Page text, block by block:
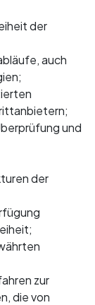
der
auch
und
der
zur
die von